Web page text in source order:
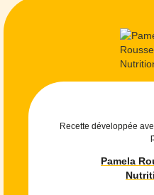
Recette développée
Pamela